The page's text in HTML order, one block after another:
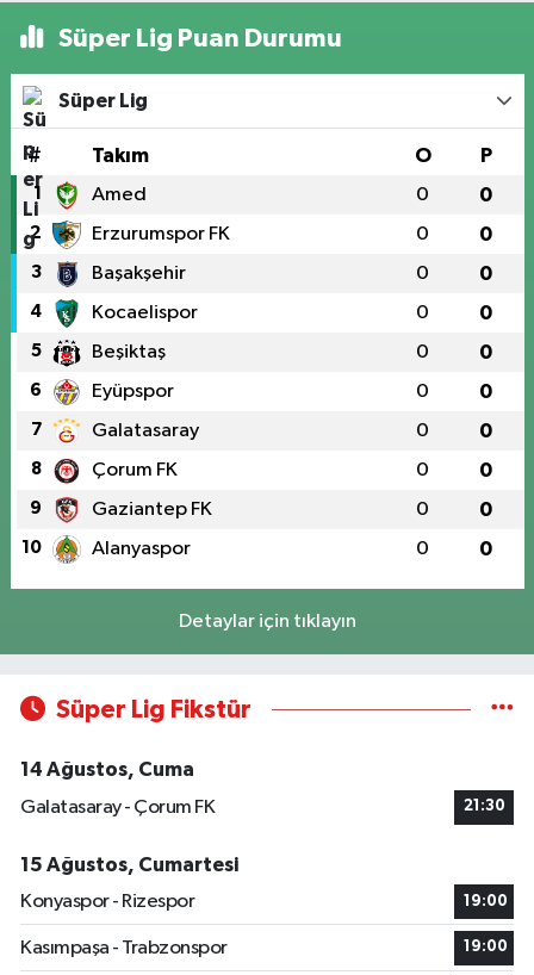
Süper Lig Puan Durumu
Süper Lig
# Takım O P
1 Amed 0 0
2 Erzurumspor FK 0 0
3 Başakşehir 0 0
4 Kocaelispor 0 0
5 Beşiktaş 0 0
6 Eyüpspor 0 0
7 Galatasaray 0 0
8 Çorum FK 0 0
9 Gaziantep FK 0 0
10 Alanyaspor 0 0
Detaylar için tıklayın
Süper Lig Fikstür
14 Ağustos, Cuma
Galatasaray - Çorum FK
21:30
15 Ağustos, Cumartesi
Konyaspor - Rizespor
19:00
Kasımpaşa - Trabzonspor 19:00